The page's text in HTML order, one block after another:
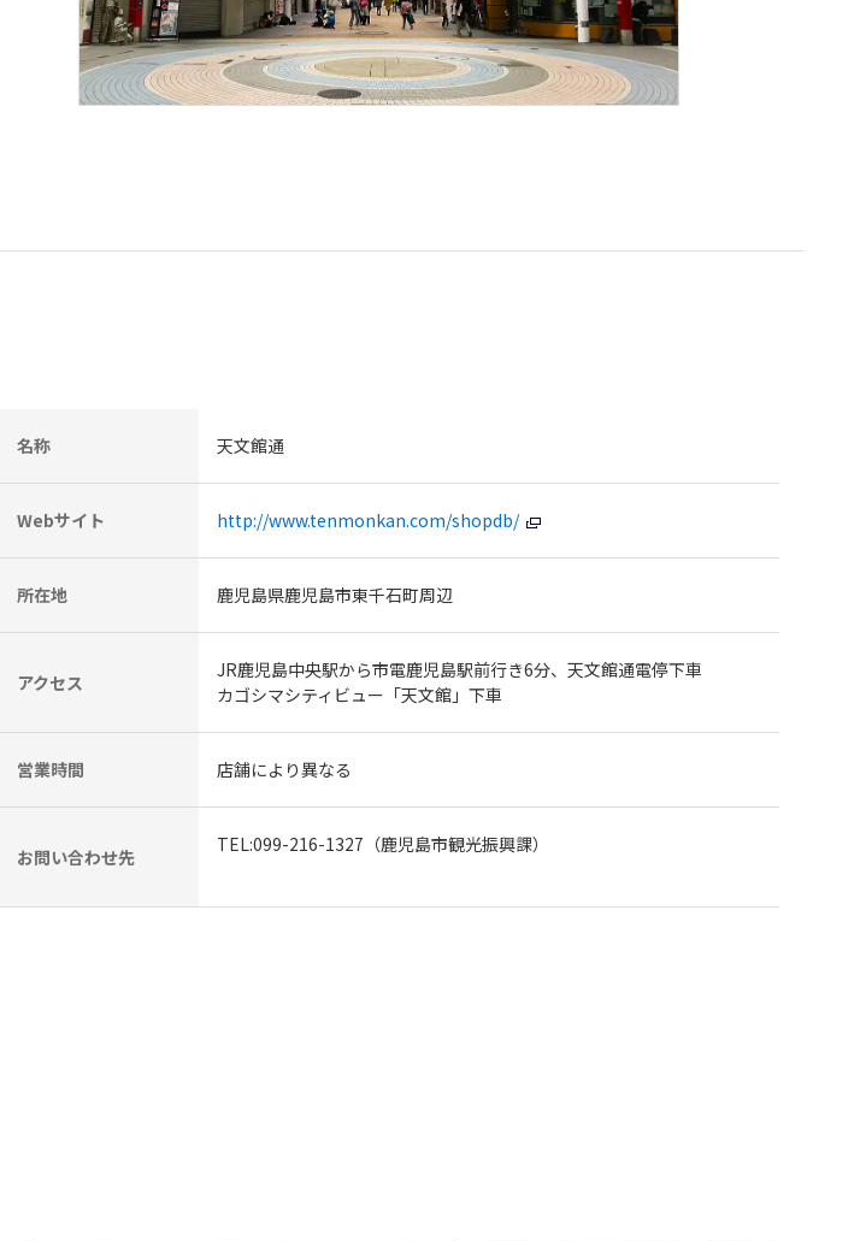
名称 天文館通
Webサイト http://www.tenmonkan.com/shopdb/
所在地 鹿児島県鹿児島市東千石町周辺
アクセス
JR鹿児島中央駅から市電鹿児島駅前行き6分、天文館通電停下車
カゴシマシティビュー「天文館」下車
営業時間 店舗により異なる
お問い合わせ先
TEL:099-216-1327（鹿児島市観光振興課）